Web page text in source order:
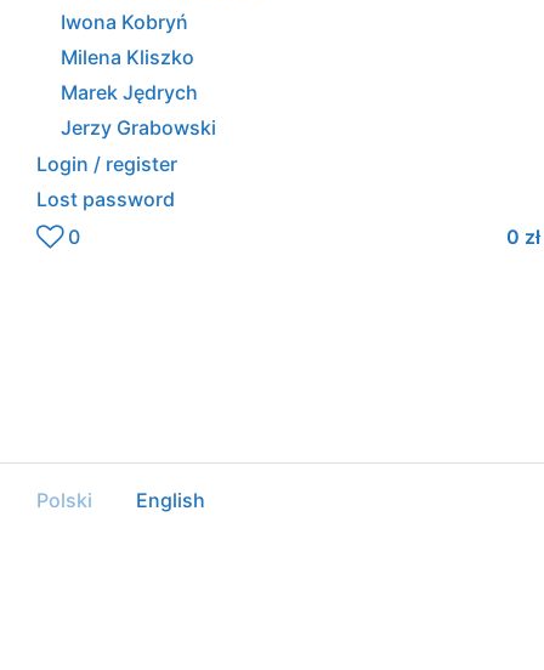
Iwona Kobryń
Milena Kliszko
Marek Jędrych
Jerzy Grabowski
Login / register
Lost password
0
0 zł
Polski English